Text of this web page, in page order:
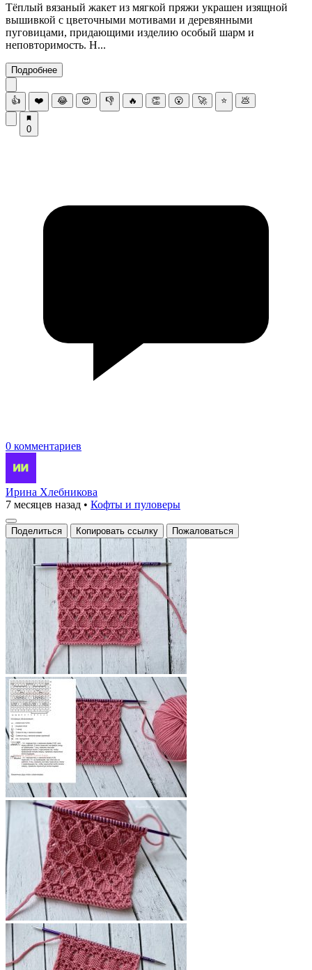
Тёплый вязаный жакет из мягкой пряжи украшен изящной
вышивкой с цветочными мотивами и деревянными
пуговицами, придающими изделию особый шарм и
неповторимость. Н...
Подробнее
👍 ❤️ 😂 😍 👎 🔥 👏 😮 🚀 ⭐ 💩
0
0 комментариев
Ирина Хлебникова
7 месяцев назад • Кофты и пуловеры
Поделиться Копировать ссылку Пожаловаться